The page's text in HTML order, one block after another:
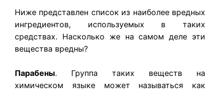
Ниже представлен список из наиболее вредных
ингредиентов, используемых в таких
средствах. Насколько же на самом деле эти
вещества вредны?
Парабены. Группа таких веществ на
химическом языке может называться как